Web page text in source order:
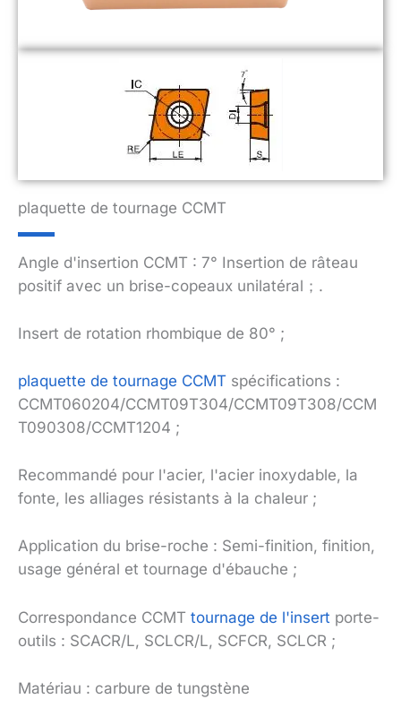
plaquette de tournage CCMT
Angle d'insertion CCMT : 7° Insertion de râteau
positif avec un brise-copeaux unilatéral；.
Insert de rotation rhombique de 80° ;
plaquette de tournage CCMT spécifications :
CCMT060204/CCMT09T304/CCMT09T308/CCM
T090308/CCMT1204 ;
Recommandé pour l'acier, l'acier inoxydable, la
fonte, les alliages résistants à la chaleur ;
Application du brise-roche : Semi-finition, finition,
usage général et tournage d'ébauche ;
Correspondance CCMT tournage de l'insert porte-
outils : SCACR/L, SCLCR/L, SCFCR, SCLCR ;
Matériau : carbure de tungstène